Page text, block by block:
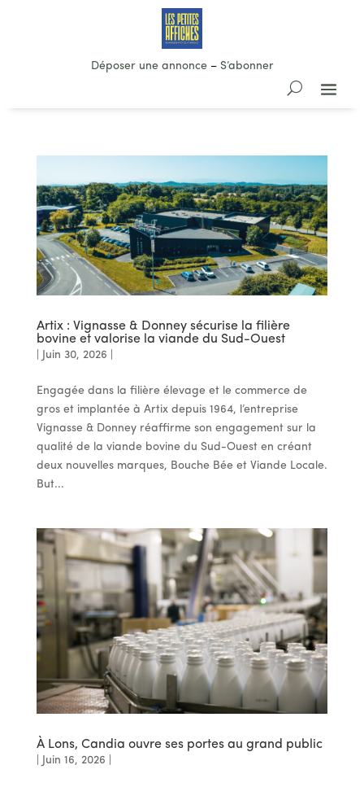
Déposer une annonce– S’abonner
Artix : Vignasse & Donney sécurise la filière
bovine et valorise la viande du Sud-Ouest
Juin 30, 2026
Engagée dans la filière élevage et le commerce de
gros et implantée à Artix depuis 1964, l’entreprise
Vignasse & Donney réaffirme son engagement sur la
qualité de la viande bovine du Sud-Ouest en créant
deux nouvelles marques, Bouche Bée et Viande Locale.
But...
À Lons, Candia ouvre ses portes au grand public
Juin 16, 2026